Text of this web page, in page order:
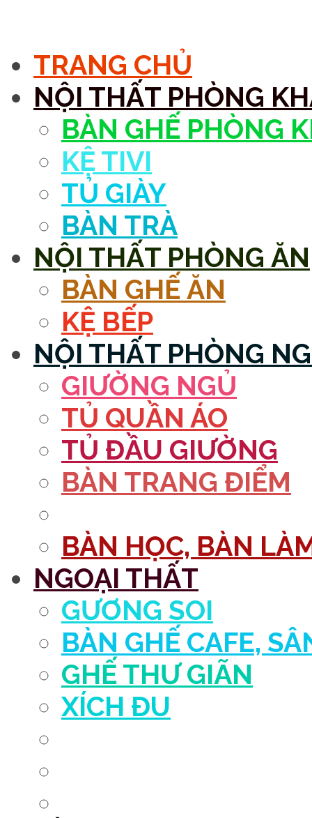
TRANG CHỦ
NỘI THẤT PHÒNG
BÀN GHẾ PHÒNG
KỆ TIVI
TỦ GIÀY
BÀN TRÀ
NỘI THẤT PHÒNG ĂN
BÀN GHẾ ĂN
KỆ BẾP
NỘI THẤT PHÒNG
GIƯỜNG NGỦ
TỦ QUẦN ÁO
TỦ ĐẦU GIƯỜNG
BÀN TRANG ĐIỂM
BÀN HỌC, BÀN
NGOẠI THẤT
GƯƠNG SOI
BÀN GHẾ CAFE,
GHẾ THƯ GIÃN
XÍCH ĐU